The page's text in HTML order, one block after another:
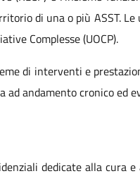
di una o più ASST.
Complesse (UOCP).
di interventi e
ad andamento cronico ed
dedicate alla cura